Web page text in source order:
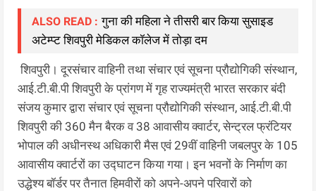
ALSO READ : गुना की महिला ने तीसरी बार किया सुसाइड
अटेम्प्ट शिवपुरी मेडिकल कॉलेज में तोड़ा दम
शिवपुरी। दूरसंचार वाहिनी तथा संचार एवं सूचना प्रौद्योगिकी संस्थान,
आई.टी.बी.पी शिवपुरी के प्रांगण में गृह राज्यमंत्री भारत सरकार बंदी
संजय कुमार द्वारा संचार एवं सूचना प्रौद्योगिकी संस्थान, आई.टी.बी.पी
शिवपुरी की 360 मैन बैरक व 38 आवासीय क्वार्टर, सेन्ट्रल फ्रंटियर
भोपाल की अधीनस्थ अधिकारी मैस एवं 29वीं वाहिनी जबलपुर के 105
आवासीय क्वार्टरों का उद्घाटन किया गया। इन भवनों के निर्माण का
उद्धेश्य बॉर्डर पर तैनात हिमवीरों को अपने-अपने परिवारों को